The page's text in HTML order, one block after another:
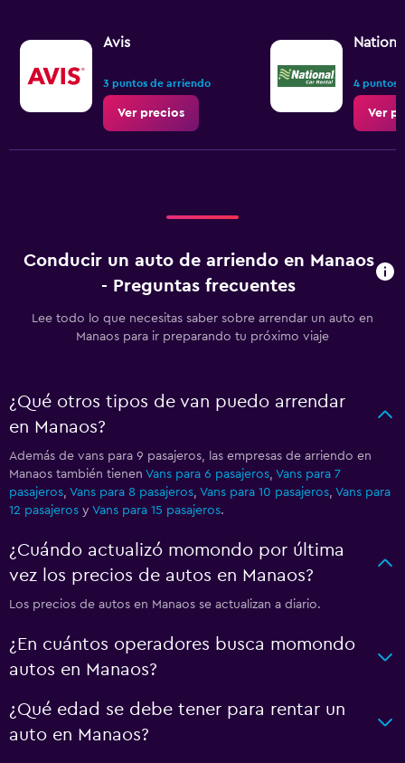
Avis
3 puntos de arriendo
Ver precios
4 puntos
Ver
Conducir un auto de arriendo en Manaos
- Preguntas frecuentes
Lee todo lo que necesitas saber sobre arrendar un auto en
Manaos para ir preparando tu próximo viaje
¿Qué otros tipos de van puedo arrendar
en Manaos?
Además de vans para 9 pasajeros, las empresas de arriendo en
Manaos también tienen Vans para 6 pasajeros, Vans para 7
pasajeros, Vans para 8 pasajeros, Vans para 10 pasajeros, Vans para
12 pasajeros y Vans para 15 pasajeros.
¿Cuándo actualizó momondo por última
vez los precios de autos en Manaos?
Los precios de autos en Manaos se actualizan a diario.
¿En cuántos operadores busca momondo
autos en Manaos?
¿Qué edad se debe tener para rentar un
auto en Manaos?